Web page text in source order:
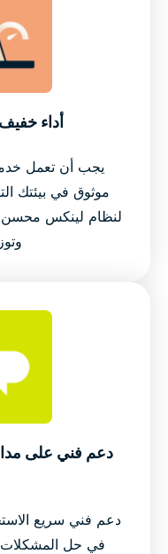
أداء
لنظام لينكس محسن
دعم فني على
دعم فني سريع
في حل